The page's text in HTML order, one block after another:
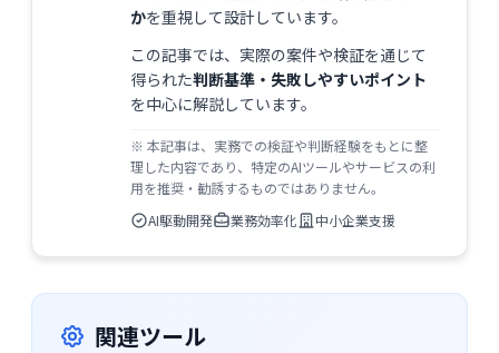
かを重視して設計しています。
この記事では、実際の案件や検証を通じて
得られた判断基準・失敗しやすいポイント
を中心に解説しています。
※ 本記事は、実務での検証や判断経験をもとに整
理した内容であり、特定のAIツールやサービスの利
用を推奨・勧誘するものではありません。
AI駆動開発
業務効率化 中小企業支援
関連ツール